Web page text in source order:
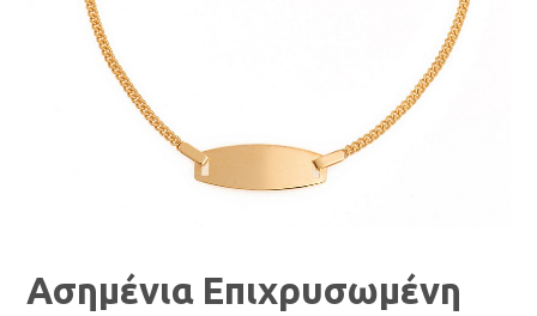
Ασημένια Επιχρυσωμένη